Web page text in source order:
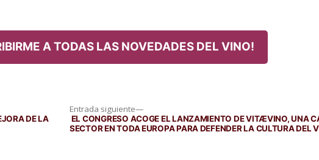
A TODAS LAS NOVEDADES DEL VINO!
DE LA
Entrada siguiente
Entrada
siguiente:
EL CONGRESO ACOGE EL LANZAMIENTO DE VITÆVINO, UNA
SECTOR EN TODA EUROPA PARA DEFENDER LA CULTURA DEL